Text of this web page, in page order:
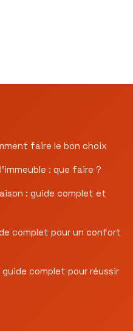
faire le bon choix
: que faire ?
: guide complet et
complet pour un confort
complet pour réussir